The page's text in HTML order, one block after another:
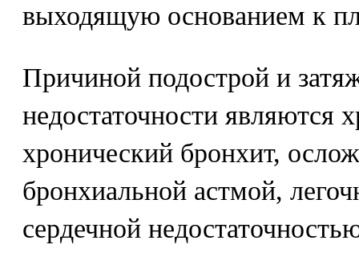
выходящую основанием к
Причиной подострой и
недостаточности являются
хронический бронхит,
бронхиальной астмой,
сердечной